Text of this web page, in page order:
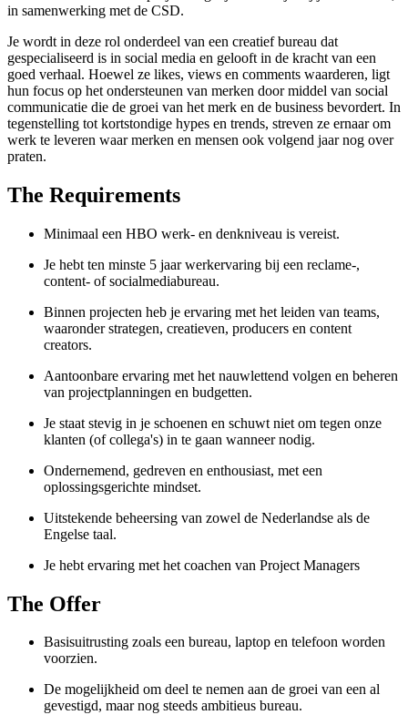
in samenwerking met de CSD.
Je wordt in deze rol onderdeel van een creatief bureau dat
gespecialiseerd is in social media en gelooft in de kracht van een
goed verhaal. Hoewel ze likes, views en comments waarderen, ligt
hun focus op het ondersteunen van merken door middel van social
communicatie die de groei van het merk en de business bevordert. In
tegenstelling tot kortstondige hypes en trends, streven ze ernaar om
werk te leveren waar merken en mensen ook volgend jaar nog over
praten.
The Requirements
Minimaal een HBO werk- en denkniveau is vereist.
Je hebt ten minste 5 jaar werkervaring bij een reclame-,
content- of socialmediabureau.
Binnen projecten heb je ervaring met het leiden van teams,
waaronder strategen, creatieven, producers en content
creators.
Aantoonbare ervaring met het nauwlettend volgen en beheren
van projectplanningen en budgetten.
Je staat stevig in je schoenen en schuwt niet om tegen onze
klanten (of collega's) in te gaan wanneer nodig.
Ondernemend, gedreven en enthousiast, met een
oplossingsgerichte mindset.
Uitstekende beheersing van zowel de Nederlandse als de
Engelse taal.
Je hebt ervaring met het coachen van Project Managers
The Offer
Basisuitrusting zoals een bureau, laptop en telefoon worden
voorzien.
De mogelijkheid om deel te nemen aan de groei van een al
gevestigd, maar nog steeds ambitieus bureau.